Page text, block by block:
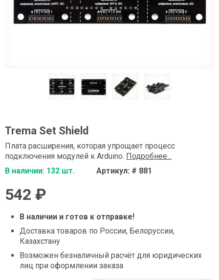
Trema Set Shield
Плата расширения, которая упрощает процесс
подключения модулей к Arduino. Подробнее...
В наличии: 132 шт.
Артикул: # 881
542 ₽
В наличии и готов к отправке!
Доставка товаров по России, Белоруссии,
Казахстану
Возможен безналичный расчёт для юридических
лиц при оформлении заказа